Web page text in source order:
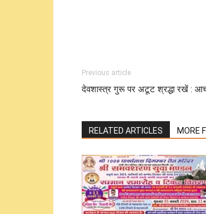
Previous article
देवशास्त्र गुरू पर अटूट श्रद्धा रखें :
RELATED ARTICLES MORE